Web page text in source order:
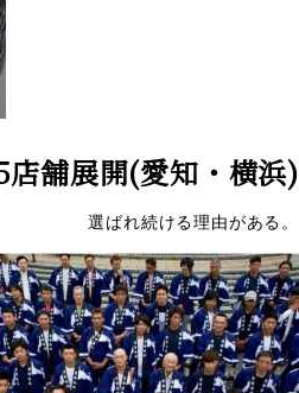
店舗展開(愛知・横浜)
選ばれ続ける理由がある。